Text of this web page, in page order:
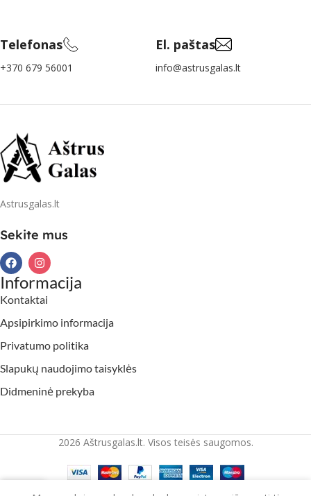
Telefonas
+370 679 56001
El. paštas
info@astrusgalas.lt
Astrusgalas.lt
Sekite mus
Informacija
Kontaktai
Apsipirkimo informacija
Privatumo politika
Slapukų naudojimo taisyklės
Didmeninė prekyba
2026 Aštrusgalas.lt. Visos teisės saugomos.